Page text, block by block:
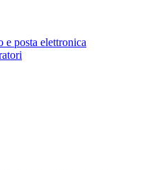
e posta elettronica